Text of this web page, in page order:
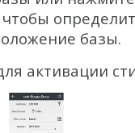
чтобы
базы.
активации